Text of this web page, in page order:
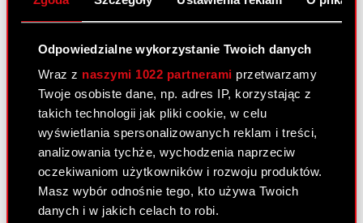
Odpowiedzialne wykorzystanie Twoich danych
Wraz z naszymi 1022 partnerami przetwarzamy
Twoje osobiste dane, np. adres IP, korzystając z
takich technologii jak pliki cookie, w celu
wyświetlania spersonalizowanych reklam i treści,
analizowania tychże, wychodzenia naprzeciw
oczekiwaniom użytkowników i rozwoju produktów.
Masz wybór odnośnie tego, kto używa Twoich
danych i w jakich celach to robi.
Media
Kontakt
Szukaj
Produkty
Cyberpunk 2077: Widmo Wolności
Cyberpunk 2077